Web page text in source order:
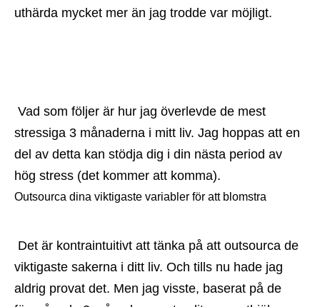
uthärda mycket mer än jag trodde var möjligt.
stressiga 3 månaderna i mitt liv. Jag hoppas att en
del av detta kan stödja dig i din nästa period av
hög stress (det kommer att komma).
Outsourca dina viktigaste variabler för att blomstra
viktigaste sakerna i ditt liv. Och tills nu hade jag
aldrig provat det. Men jag visste, baserat på de